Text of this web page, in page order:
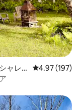
ャレ
レビュー197
4.97 (197)